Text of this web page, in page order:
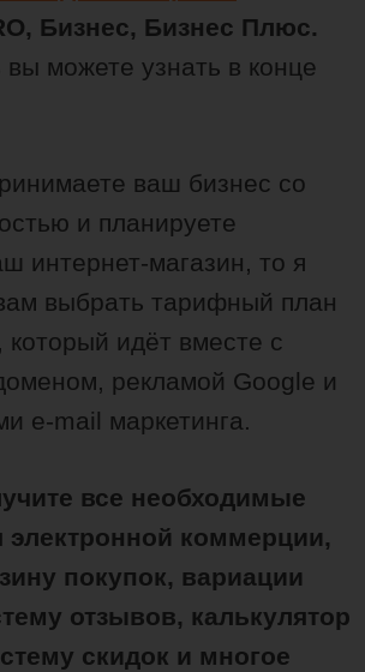
Бизнес, Бизнес Плюс.
вы можете узнать в конце
ваш бизнес со
и планируете
интернет-магазин, то я
выбрать тарифный план
идёт вместе с
рекламой Google и
e-mail маркетинга.
все необходимые
коммерции,
покупок, вариации
отзывов, калькулятор
скидок и многое